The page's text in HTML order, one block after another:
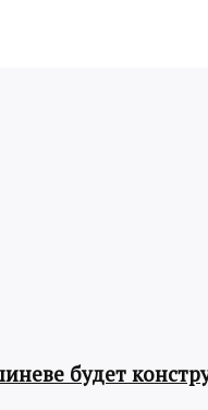
будет